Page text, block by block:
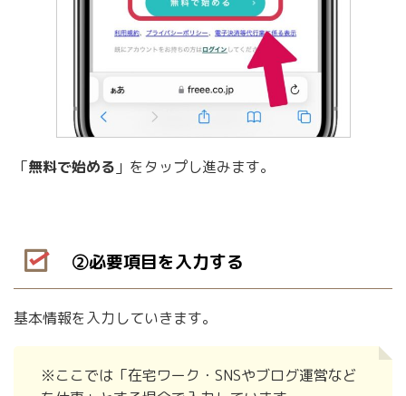
「無料で始める 」をタップし進みます。
②必要項目を入力する
基本情報を入力していきます。
※ここでは「在宅ワーク・SNSやブログ運営など